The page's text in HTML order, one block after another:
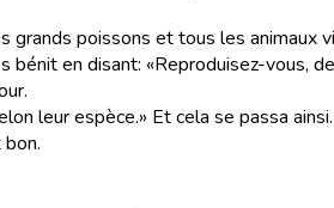
grands poissons et tous les animaux
bénit en disant: «Reproduisez-vous,
leur espèce.» Et cela se passa ainsi.